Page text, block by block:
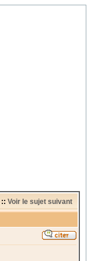
:: Voir le sujet suivant